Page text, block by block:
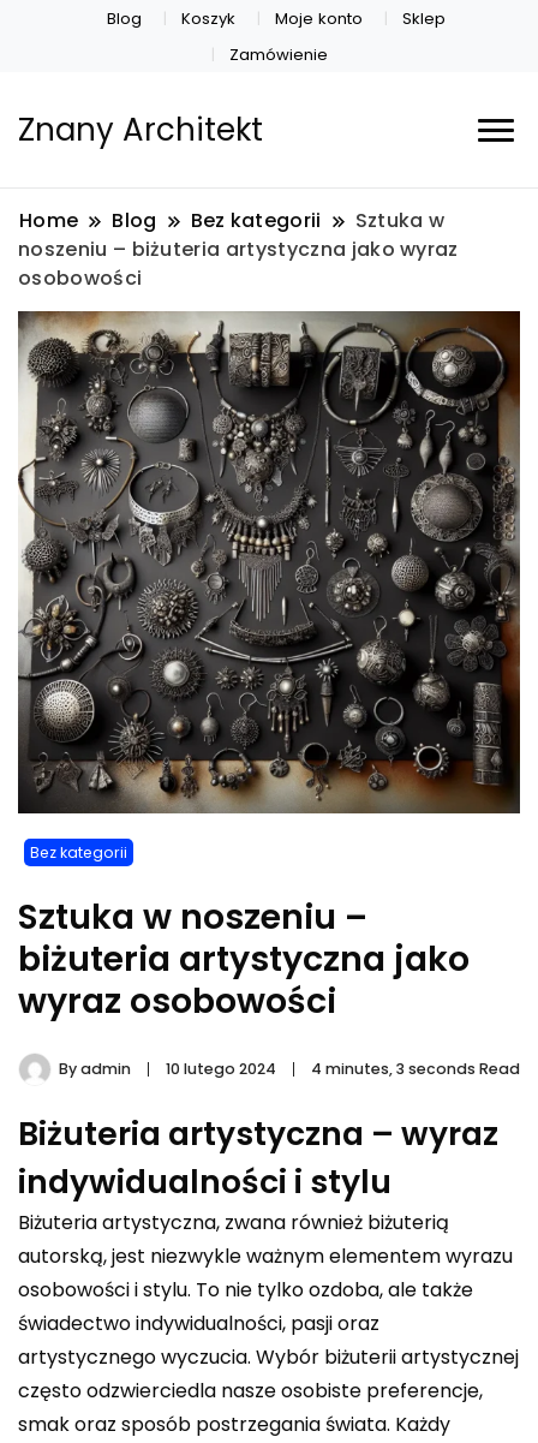
Blog Koszyk Moje konto
Sklep
Zamówienie
Znany Architekt
Home Blog Bez kategorii
Sztuka w
noszeniu – biżuteria artystyczna jako wyraz
osobowości
Bez kategorii
Sztuka w noszeniu –
biżuteria artystyczna jako
wyraz osobowości
Byadmin 10 lutego 2024 4 minutes, 3 seconds Read
Biżuteria artystyczna – wyraz
indywidualności i stylu
Biżuteria artystyczna, zwana również biżuterią
autorską, jest niezwykle ważnym elementem wyrazu
osobowości i stylu. To nie tylko ozdoba, ale także
świadectwo indywidualności, pasji oraz
artystycznego wyczucia. Wybór biżuterii artystycznej
często odzwierciedla nasze osobiste preferencje,
smak oraz sposób postrzegania świata. Każdy